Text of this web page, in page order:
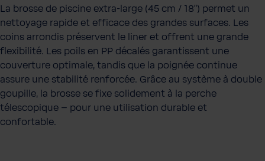
La brosse de piscine extra-large (45 cm / 18") permet un
nettoyage rapide et efficace des grandes surfaces. Les
coins arrondis préservent le liner et offrent une grande
flexibilité. Les poils en PP décalés garantissent une
couverture optimale, tandis que la poignée continue
assure une stabilité renforcée. Grâce au système à double
goupille, la brosse se fixe solidement à la perche
télescopique – pour une utilisation durable et
confortable.